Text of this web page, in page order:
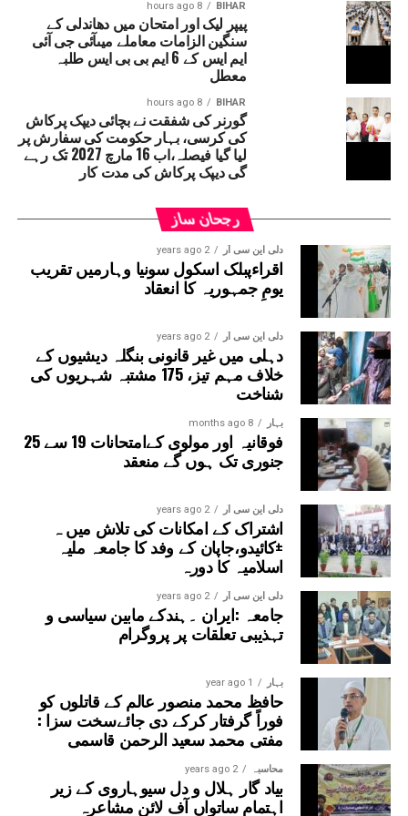
BIHAR
8 hours ago
پیپر لیک اور امتحان میں دھاندلی کے
سنگین الزامات معاملے میںآئی جی آئی
ایم ایس کے 6 ایم بی بی ایس طلبہ
معطل
BIHAR
8 hours ago
گورنر کی شفقت نے بچائی دیپک پرکاش
کی کرسی، بہار حکومت کی سفارش پر
لیا گیا فیصلہ،اب 16 مارچ 2027 تک رہے
گی دیپک پرکاش کی مدت کار
رجحان ساز
دلی این سی آر 2 years ago
اقراءپبلک اسکول سونیا وہارمیں تقریب
یومِ جمہوریہ کا انعقاد
دلی این سی آر 2 years ago
دہلی میں غیر قانونی بنگلہ دیشیوں کے
خلاف مہم تیز، 175 مشتبہ شہریوں کی
شناخت
بہار 8 months ago
فوقانیہ اور مولوی کےامتحانات 19 سے 25
جنوری تک ہوں گے منعقد
دلی این سی آر 2 years ago
اشتراک کے امکانات کی تلاش میں ہ
±کائیدو،جاپان کے وفد کا جامعہ ملیہ
اسلامیہ کا دورہ
دلی این سی آر 2 years ago
جامعہ :ایران ۔ہندکے مابین سیاسی و
تہذیبی تعلقات پر پروگرام
بہار 1 year ago
حافظ محمد منصور عالم کے قاتلوں کو
فوراً گرفتار کرکے دی جائےسخت سزا :
مفتی محمد سعید الرحمن قاسمی
محاسبہ 2 years ago
بیاد گار ہلال و دل سیوہاروی کے زیر
اہتمام ساتواں آف لائن مشاعرہ